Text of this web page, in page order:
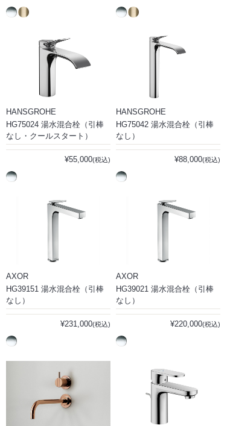
HANSGROHE
HG75024 湯水混合栓（引棒
なし・クールスタート）
¥55,000(税込)
HANSGROHE
HG75042 湯水混合栓（引棒
なし）
¥88,000(税込)
AXOR
HG39151 湯水混合栓（引棒
なし）
¥231,000(税込)
AXOR
HG39021 湯水混合栓（引棒
なし）
¥220,000(税込)